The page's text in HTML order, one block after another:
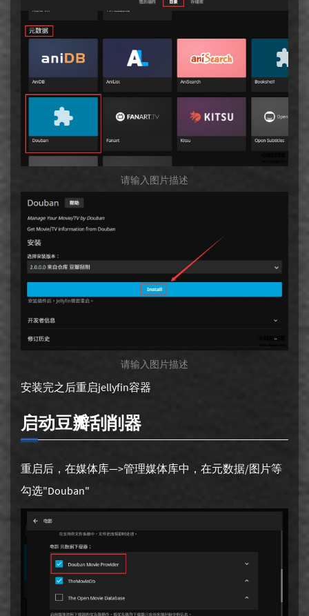
请输入图片描述
请输入图片描述
安装完之后重启jellyfin容器
启动豆瓣刮削器
重启后，在媒体库—>管理媒体库中，在元数据/图片等
勾选"Douban"